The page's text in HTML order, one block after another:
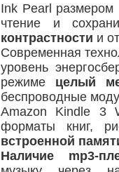
Ink Pearl размером
чтение и
контрастности и
Современная
уровень
режиме целый
беспроводные
Amazon Kindle 3
форматы книг,
встроенной
Наличие mp3-